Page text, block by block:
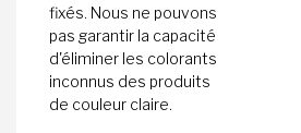
fixés. Nous ne pouvons
pas garantir la capacité
d'éliminer les colorants
inconnus des produits
de couleur claire.